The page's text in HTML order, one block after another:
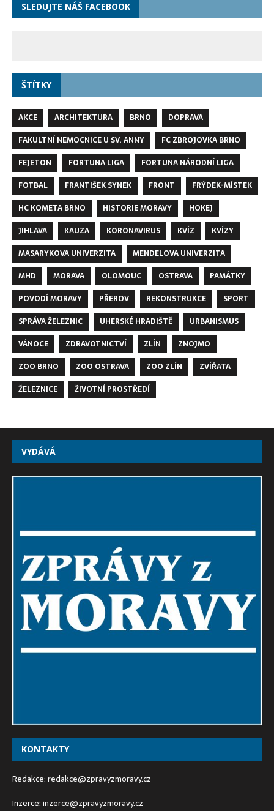
SLEDUJTE NÁŠ FACEBOOK
ŠTÍTKY
AKCE ARCHITEKTURA BRNO
DOPRAVA
FAKULTNÍ NEMOCNICE U SV. ANNY
FC ZBROJOVKA BRNO
FEJETON
FORTUNA LIGA
FORTUNA NÁRODNÍ LIGA
FOTBAL
FRANTIŠEK SYNEK FRONT
FRÝDEK-MÍSTEK
HC KOMETA BRNO
HISTORIE MORAVY
HOKEJ
JIHLAVA
KAUZA KORONAVIRUS KVÍZ
KVÍZY
MASARYKOVA UNIVERZITA
MENDELOVA UNIVERZITA
MHD
MORAVA OLOMOUC OSTRAVA
PAMÁTKY
POVODÍ MORAVY
PŘEROV REKONSTRUKCE
SPORT
SPRÁVA ŽELEZNIC
UHERSKÉ HRADIŠTĚ
URBANISMUS
VÁNOCE
ZDRAVOTNICTVÍ ZLÍN
ZNOJMO
ZOO BRNO
ZOO OSTRAVA ZOO ZLÍN
ZVÍŘATA
ŽELEZNICE
ŽIVOTNÍ PROSTŘEDÍ
VYDÁVÁ
KONTAKTY
Redakce:redakce@zpravyzmoravy.cz
Inzerce:inzerce@zpravyzmoravy.cz